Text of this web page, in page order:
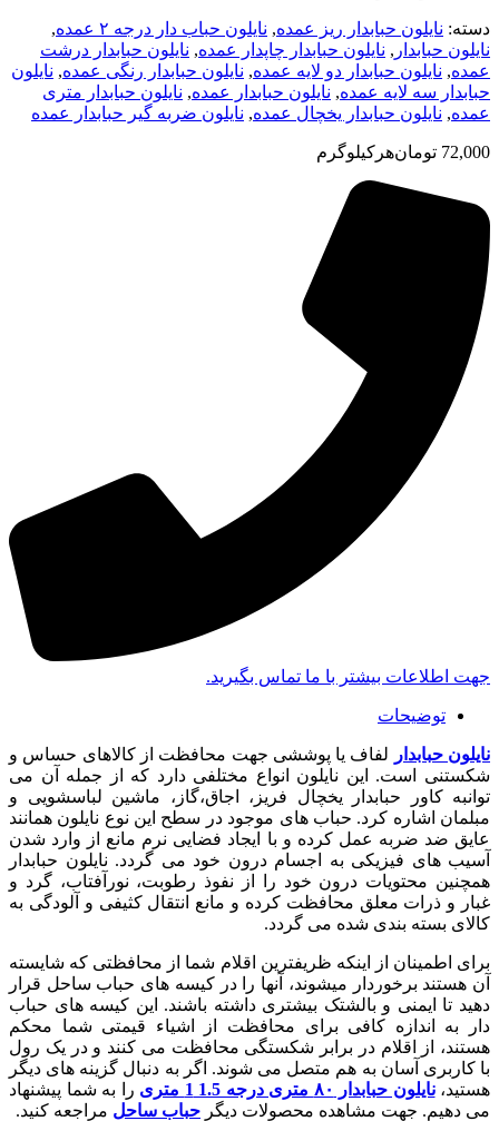
دسته: نایلون حبابدار ریز عمده, نایلون حباب دار درجه ۲ عمده
,
نایلون حبابدار , نایلون حبابدار چاپدار عمده, نایلون حبابدار درشت
عمده, نایلون حبابدار دو لایه عمده, نایلون حبابدار رنگی عمده, نایلون
حبابدار سه لایه عمده, نایلون حبابدار عمده, نایلون حبابدار متری
عمده, نایلون حبابدار یخچال عمده, نایلون ضربه گیر حبابدار عمده
72,000 تومانهرکیلوگرم
جهت اطلاعات بیشتر با ما تماس بگیرید.
توضیحات
نایلون حبابدار
لفاف یا پوششی جهت محافظت از کالاهای حساس و
شکستنی است. این نایلون انواع مختلفی دارد که از جمله آن می
توانبه کاور حبابدار یخچال فریز، اجاق،گاز، ماشین لباسشویی و
مبلمان اشاره کرد. حباب های موجود در سطح این نوع نایلون همانند
عایق ضد ضربه عمل کرده و با ایجاد فضایی نرم مانع از وارد شدن
آسیب های فیزیکی به اجسام درون خود می گردد. نایلون حبابدار
همچنین محتویات درون خود را از نفوذ رطوبت، نورآفتاب، گرد و
غبار و ذرات معلق محافظت کرده و مانع انتقال کثیفی و آلودگی به
کالای بسته بندی شده می گردد.
برای اطمينان از اينکه ظريفترين اقلام شما از محافظتی که شايسته
آن هستند برخوردار میشوند، آنها را در کيسه های حباب ساحل قرار
دهيد تا ايمنی و بالشتک بيشتری داشته باشند. اين کيسه های حباب
دار به اندازه کافی برای محافظت از اشياء قيمتی شما محکم
هستند، از اقلام در برابر شکستگی محافظت می کنند و در يک رول
با کاربری آسان به هم متصل می شوند. اگر به دنبال گزینه های دیگر
هستید،نایلون حبابدار ۸۰ متری درجه 1.5 1 متری
را به شما پیشنهاد
می دهیم. جهت مشاهده محصولات دیگر حباب ساحل مراجعه کنید.